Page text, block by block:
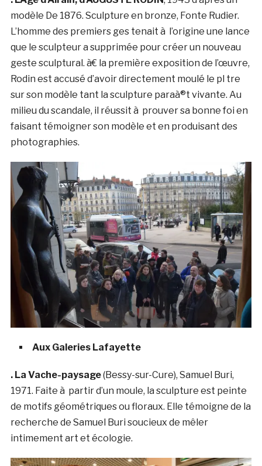
modèle De 1876. Sculpture en bronze, Fonte Rudier.
L’homme des premiers ges tenait à l’origine une lance
que le sculpteur a supprimée pour créer un nouveau
geste sculptural. à€ la première exposition de l’œuvre,
Rodin est accusé d’avoir directement moulé le pl tre
sur son modèle tant la sculpture paraà®t vivante. Au
milieu du scandale, il réussit à prouver sa bonne foi en
faisant témoigner son modèle et en produisant des
photographies.
Aux Galeries Lafayette
. La Vache-paysage(Bessy-sur-Cure), Samuel Buri,
1971. Faite à partir d’un moule, la sculpture est peinte
de motifs géométriques ou floraux. Elle témoigne de la
recherche de Samuel Buri soucieux de mêler
intimement art et écologie.